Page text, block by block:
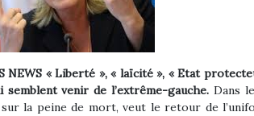
NEWS « Liberté », « laïcité », « Etat
semblent venir de l’extrême-gauche. Dans
la peine de mort, veut le retour de